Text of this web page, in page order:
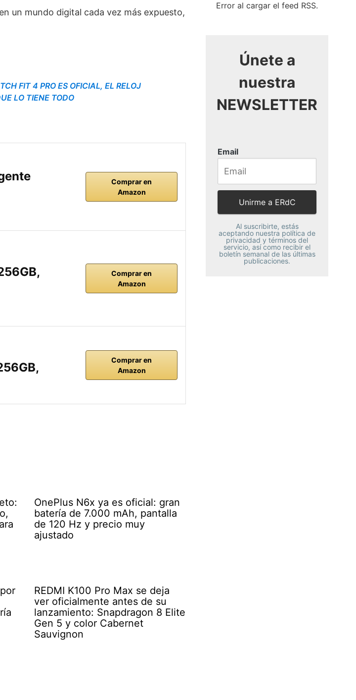
un mundo digital cada vez más expuesto,
FIT 4 PRO ES OFICIAL, EL RELOJ
LO TIENE TODO
Comprar en
Amazon
Comprar en
Amazon
Comprar en
Amazon
OnePlus N6x ya es oficial: gran
batería de 7.000 mAh, pantalla
de 120 Hz y precio muy
ajustado
REDMI K100 Pro Max se deja
ver oficialmente antes de su
lanzamiento: Snapdragon 8 Elite
Gen 5 y color Cabernet
Sauvignon
Error al cargar el feed RSS.
Únete a
nuestra
NEWSLETTER
Email
Al suscribirte, estás
aceptando nuestra política de
privacidad y términos del
servicio, así como recibir el
boletín semanal de las últimas
publicaciones.